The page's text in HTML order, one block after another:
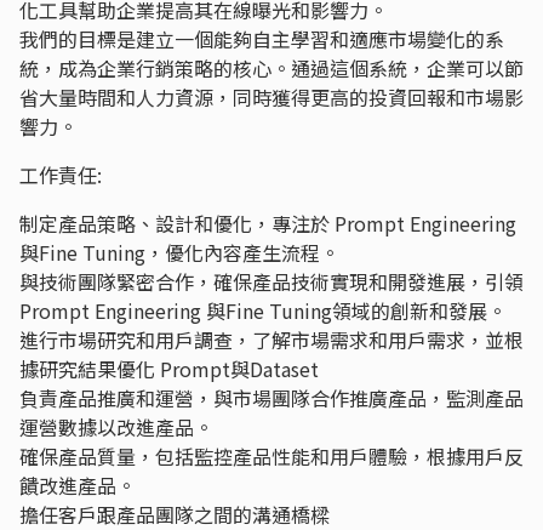
化工具幫助企業提高其在線曝光和影響力。
我們的目標是建立一個能夠自主學習和適應市場變化的系
統，成為企業行銷策略的核心。通過這個系統，企業可以節
省大量時間和人力資源，同時獲得更高的投資回報和市場影
響力。
工作責任:
制定產品策略、設計和優化，專注於 Prompt Engineering
與Fine Tuning，優化內容產生流程。
與技術團隊緊密合作，確保產品技術實現和開發進展，引領
Prompt Engineering 與Fine Tuning領域的創新和發展。
進行市場研究和用戶調查，了解市場需求和用戶需求，並根
據研究結果優化 Prompt與Dataset
負責產品推廣和運營，與市場團隊合作推廣產品，監測產品
運營數據以改進產品。
確保產品質量，包括監控產品性能和用戶體驗，根據用戶反
饋改進產品。
擔任客戶跟產品團隊之間的溝通橋樑